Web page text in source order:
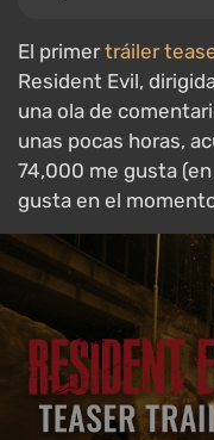
El primertráiler
Resident Evil,
una ola de
unas pocas horas,
74,000 me gusta
gusta en el